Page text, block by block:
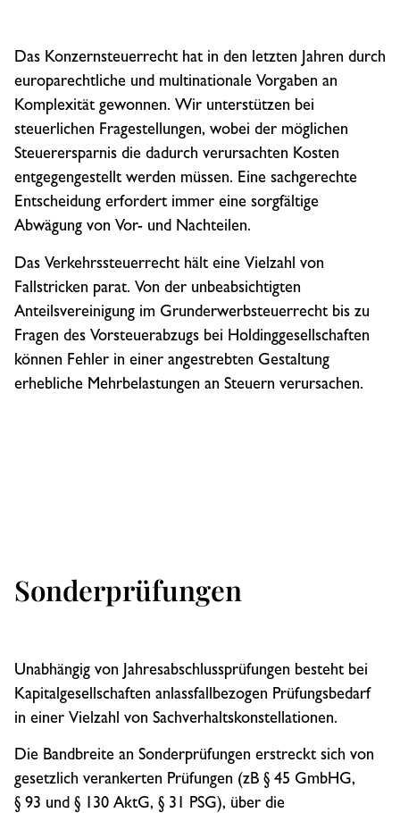
Das Konzernsteuerrecht hat in den letzten Jahren durch
europarechtliche und multinationale Vorgaben an
Komplexität gewonnen. Wir unterstützen bei
steuerlichen Fragestellungen, wobei der möglichen
Steuerersparnis die dadurch verursachten Kosten
entgegengestellt werden müssen. Eine sachgerechte
Entscheidung erfordert immer eine sorgfältige
Abwägung von Vor- und Nachteilen.
Das Verkehrssteuerrecht hält eine Vielzahl von
Fallstricken parat. Von der unbeabsichtigten
Anteilsvereinigung im Grunderwerbsteuerrecht bis zu
Fragen des Vorsteuerabzugs bei Holdinggesellschaften
können Fehler in einer angestrebten Gestaltung
erhebliche Mehrbelastungen an Steuern verursachen.
Sonderprüfungen
Unabhängig von Jahresabschlussprüfungen besteht bei
Kapitalgesellschaften anlassfallbezogen Prüfungsbedarf
in einer Vielzahl von Sachverhaltskonstellationen.
Die Bandbreite an Sonderprüfungen erstreckt sich von
gesetzlich verankerten Prüfungen (zB § 45 GmbHG,
§ 93 und § 130 AktG, § 31 PSG), über die